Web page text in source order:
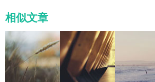
相似文章